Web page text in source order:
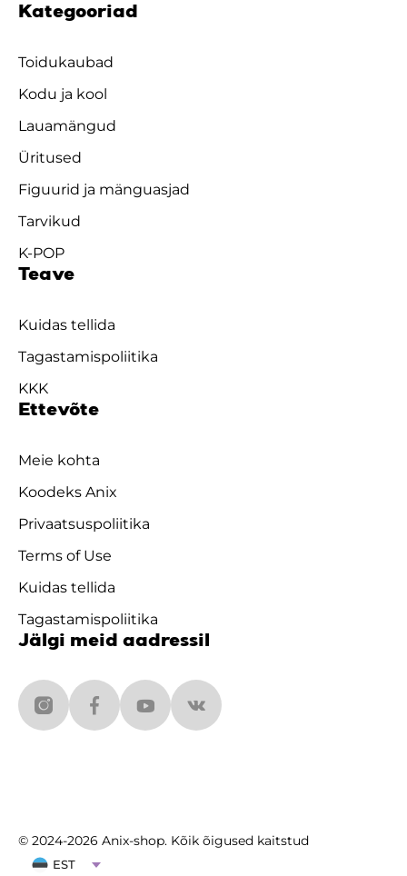
Kategooriad
Toidukaubad
Kodu ja kool
Lauamängud
Üritused
Figuurid ja mänguasjad
Tarvikud
K-POP
Teave
Kuidas tellida
Tagastamispoliitika
KKK
Ettevõte
Meie kohta
Koodeks Anix
Privaatsuspoliitika
Terms of Use
Kuidas tellida
Tagastamispoliitika
Jälgi meid aadressil
© 2024-2026 Anix-shop. Kõik õigused kaitstud
EST